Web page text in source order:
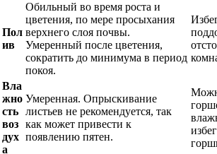
Пол
ив
Обильный во время роста и
цветения, по мере просыхания
верхнего слоя почвы.
Умеренный после цветения,
сократить до минимума в период
покоя.
Вла
жно
сть
воз
дух
а
Умеренная. Опрыскивание
листьев не рекомендуется, так
как может привести к
появлению пятен.